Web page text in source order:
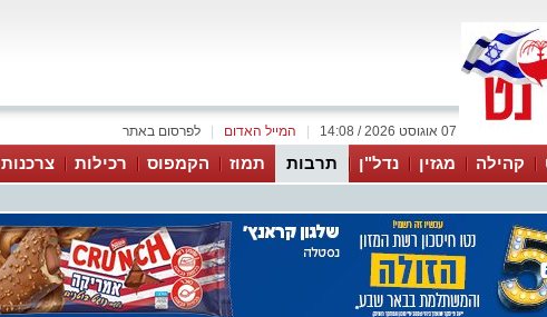
לפרסום באתר המייל האדום 07 אוגוסט 2026 / 14:08
קהילה מגזין נדל"ן תרבות תמוז הקמפוס רכילות צרכנות